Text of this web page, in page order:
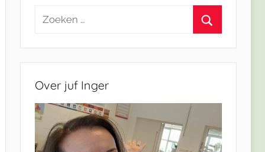
Zoeken
Over juf Inger